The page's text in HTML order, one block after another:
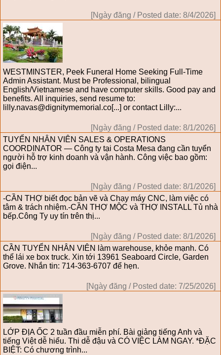
[Ngày đăng / Posted date: 8/4/2026]
WESTMINSTER, Peek Funeral Home Seeking Full-Time
Admin Assistant. Must be Professional, bilingual
English/Vietnamese and have computer skills. Good pay and
benefits. All inquiries, send resume to:
lilly.navas@dignitymemorial.co[...] or contact Lilly:...
[Ngày đăng / Posted date: 8/1/2026]
TUYỂN NHÂN VIÊN SALES & OPERATIONS
COORDINATOR — Công ty tại Costa Mesa đang cần tuyển
người hỗ trợ kinh doanh và vận hành. Công việc bao gồm:
gọi điện...
[Ngày đăng / Posted date: 8/1/2026]
-CẦN THỢ biết đọc bản vẽ và Chạy máy CNC, làm việc có
tâm & trách nhiệm.-CẦN THỢ MỘC và THỢ INSTALL Tủ nhà
bếp.Công Ty uy tín trên thị...
[Ngày đăng / Posted date: 8/1/2026]
CẦN TUYỂN NHÂN VIÊN làm warehouse, khỏe mạnh. Có
thể lái xe box truck. Xin tới 13961 Seaboard Circle, Garden
Grove. Nhắn tin: 714-363-6707 để hẹn.
[Ngày đăng / Posted date: 7/25/2026]
LỚP ĐỊA ỐC 2 tuần đầu miễn phí. Bài giảng tiếng Anh và
tiếng Việt dễ hiểu. Thi dễ đậu và CÓ VIỆC LÀM NGAY. *ĐẶC
BIỆT: Có chương trình...